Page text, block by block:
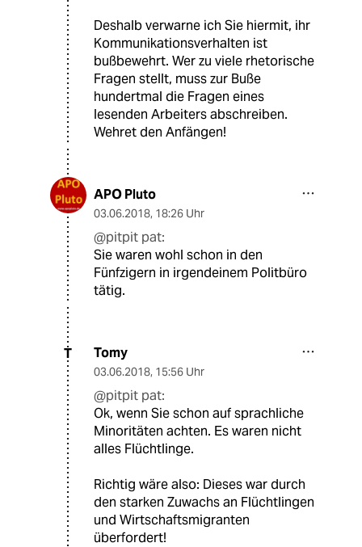
Deshalb verwarne ich Sie hiermit, ihr
Kommunikationsverhalten ist
bußbewehrt. Wer zu viele rhetorische
Fragen stellt, muss zur Buße
hundertmal die Fragen eines
lesenden Arbeiters abschreiben.
Wehret den Anfängen!
APO Pluto
03.06.2018, 18:26 Uhr
@pitpit pat:
Sie waren wohl schon in den
Fünfzigern in irgendeinem Politbüro
tätig.
T Tomy
03.06.2018, 15:56 Uhr
@pitpit pat:
Ok, wenn Sie schon auf sprachliche
Minoritäten achten. Es waren nicht
alles Flüchtlinge.
Richtig wäre also: Dieses war durch
den starken Zuwachs an Flüchtlingen
und Wirtschaftsmigranten
überfordert!